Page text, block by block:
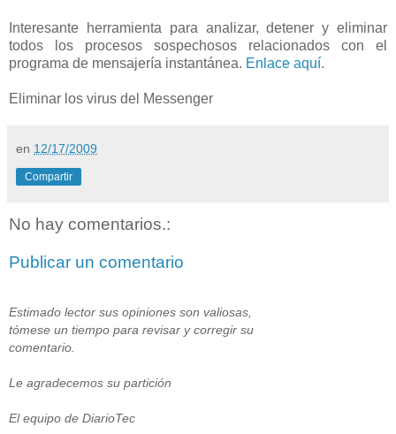
Interesante herramienta para analizar, detener y eliminar
todos los procesos sospechosos relacionados con el
programa de mensajería instantánea. Enlace aquí.
Eliminar los virus del Messenger
en 12/17/2009
Compartir
No hay comentarios.:
Publicar un comentario
Estimado lector sus opiniones son valiosas,
tómese un tiempo para revisar y corregir su
comentario.
Le agradecemos su partición
El equipo de DiarioTec